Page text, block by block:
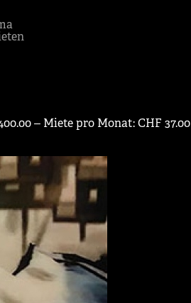
‒ Miete pro Monat: CHF 37.00